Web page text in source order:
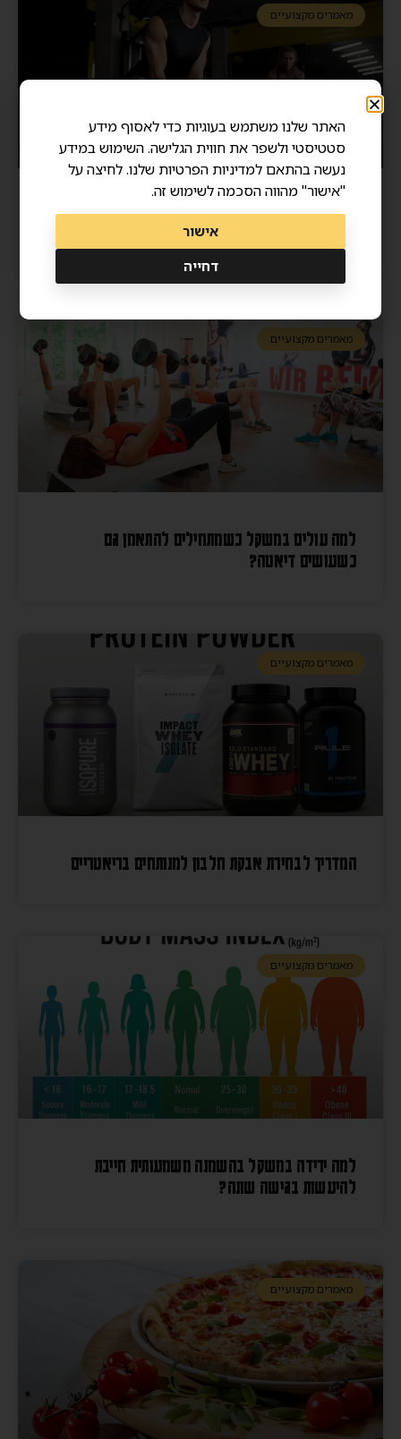
מאמרים מקצועיים
מסת שריר ואריכות ימים – איך שרירים חזקים מצילים
מאמרים מקצועיים
למה עולים במשקל כשמתחילים להתאמן גם
כשעושים דיאטה?
מאמרים מקצועיים
המדריך לבחירת אבקת חלבון למנותחים בריאטריים
מאמרים מקצועיים
למה ירידה במשקל בהשמנה משמעותית חייבת
להיעשות בגישה שונה?
מאמרים מקצועיים
האתר שלנו משתמש בעוגיות כדי לאסוף מידע
סטטיסטי ולשפר את חווית הגלישה. השימוש במידע
נעשה בהתאם למדיניות הפרטיות שלנו. לחיצה על
"אישור" מהווה הסכמה לשימוש זה.
אישור
דחייה